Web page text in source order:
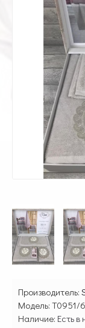
Производитель:
Модель: T0951/6
Наличие: Есть в